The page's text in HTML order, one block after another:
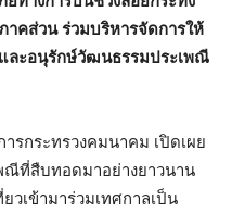
คส่วน ร่วมบริหารจัดการให้
ละอนุรักษ์วัฒนธรรมประเพณี
รกระทรวงคมนาคม เปิดเผย
ณีที่สืบทอดมาอย่างยาวนาน
วเข้ามาร่วมเทศกาลเป็น